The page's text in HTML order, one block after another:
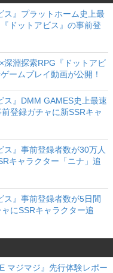
ス』プラットホーム史上最
ドットアビス』の事前登
深淵探索RPG『ドットアビ
ームプレイ動画が公開！
ス』DMM GAMES史上最速
登録ガチャに新SSRキャ
』事前登録者数が30万人
キャラクター「ニナ」追
ス』事前登録者数が5日間
にSSRキャラクター追
マジマジ』先行体験レポー